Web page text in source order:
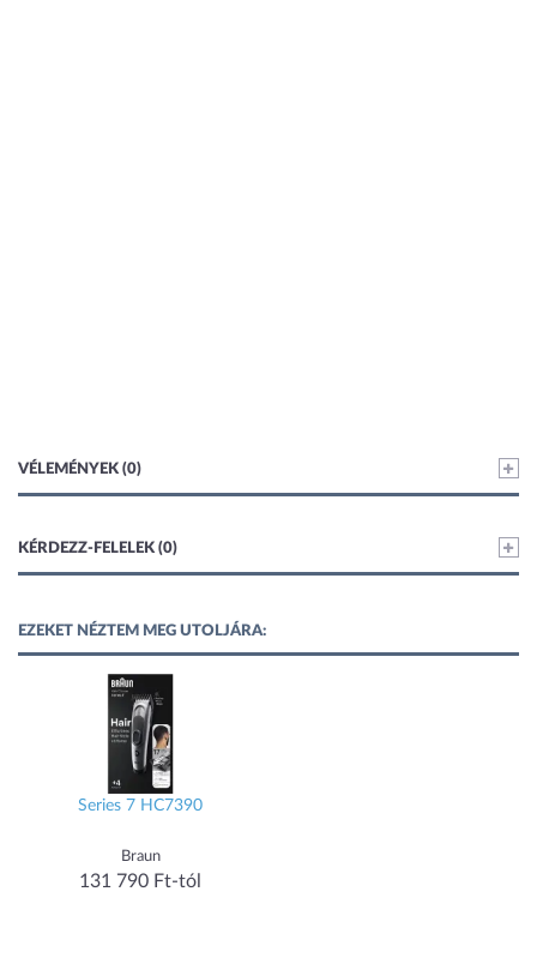
VÉLEMÉNYEK (0)
KÉRDEZZ-FELELEK (0)
EZEKET NÉZTEM MEG UTOLJÁRA:
Series 7 HC7390
Braun
131 790 Ft-tól